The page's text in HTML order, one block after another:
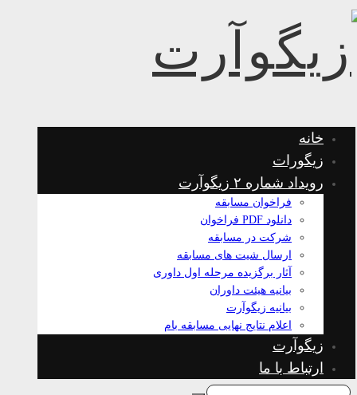
خانه
زیگورات
رویداد شماره ۲ زیگوآرت
فراخوان مسابقه
دانلود PDF فراخوان
شرکت در مسابقه
ارسال شیت های مسابقه
آثار برگزیده مرحله اول داوری
بیانیه هیئت داوران
بیانیه زیگوآرت
اعلام نتایج نهایی مسابقه بام
زیگوآرت
ارتباط با ما